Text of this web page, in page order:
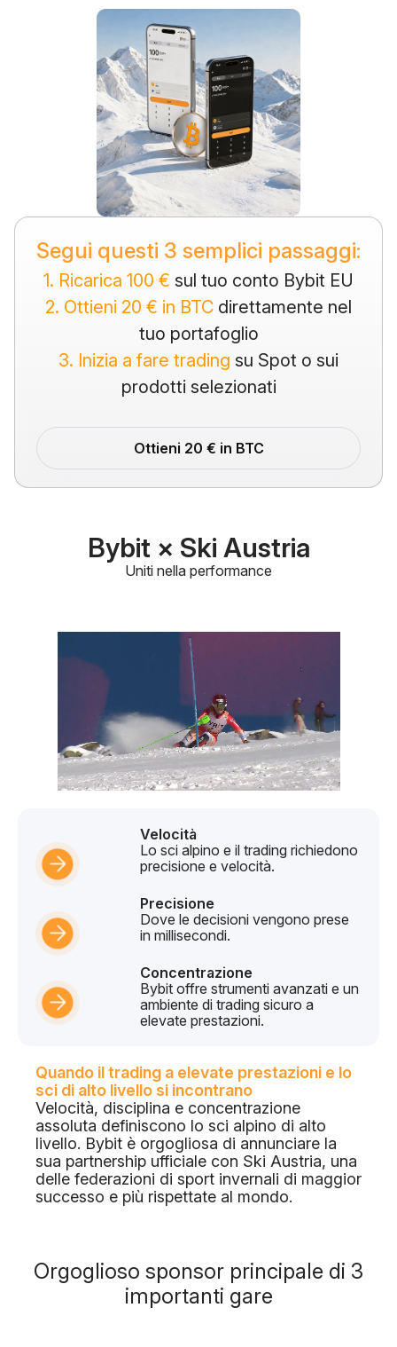
Segui questi 3 semplici passaggi:
1. Ricarica 100 € sul tuo conto Bybit EU
2. Ottieni 20 € in BTC direttamente nel
tuo portafoglio
3. Inizia a fare trading su Spot o sui
prodotti selezionati
Ottieni 20 € in BTC
Bybit × Ski Austria
Uniti nella performance
Velocità
Lo sci alpino e il trading richiedono
precisione e velocità.
Precisione
Dove le decisioni vengono prese
in millisecondi.
Concentrazione
Bybit offre strumenti avanzati e un
ambiente di trading sicuro a
elevate prestazioni.
Quando il trading a elevate prestazioni e lo
sci di alto livello si incontrano
Velocità, disciplina e concentrazione
assoluta definiscono lo sci alpino di alto
livello. Bybit è orgogliosa di annunciare la
sua partnership ufficiale con Ski Austria, una
delle federazioni di sport invernali di maggior
successo e più rispettate al mondo.
Orgoglioso sponsor principale di 3
importanti gare